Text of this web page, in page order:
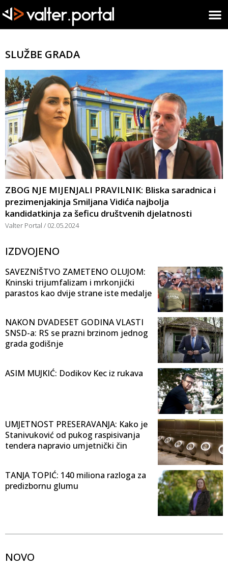
SLUŽBE GRADA
ZBOG NJE MIJENJALI PRAVILNIK: Bliska saradnica i
prezimenjakinja Smiljana Vidića najbolja
kandidatkinja za šeficu društvenih djelatnosti
Valter Portal 02.05.2024
IZDVOJENO
SAVEZNIŠTVO ZAMETENO OLUJOM:
Kninski trijumfalizam i mrkonjićki
parastos kao dvije strane iste medalje
NAKON DVADESET GODINA VLASTI
SNSD-a: RS se prazni brzinom jednog
grada godišnje
ASIM MUJKIĆ: Dodikov Kec iz rukava
UMJETNOST PRESERAVANJA: Kako je
Stanivuković od pukog raspisivanja
tendera napravio umjetnički čin
TANJA TOPIĆ: 140 miliona razloga za
predizbornu glumu
NOVO